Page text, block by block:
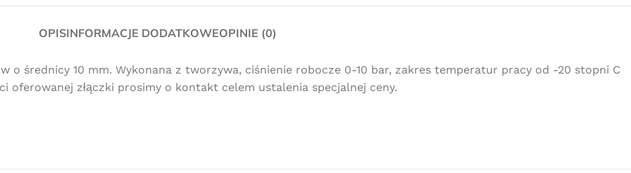
OPISINFORMACJE DODATKOWEOPINIE (0)
o średnicy 10 mm. Wykonana z tworzywa, ciśnienie robocze 0-10 bar, zakres temperatur pracy od -20 stopni C
oferowanej złączki prosimy o kontakt celem ustalenia specjalnej ceny.
Darmowa